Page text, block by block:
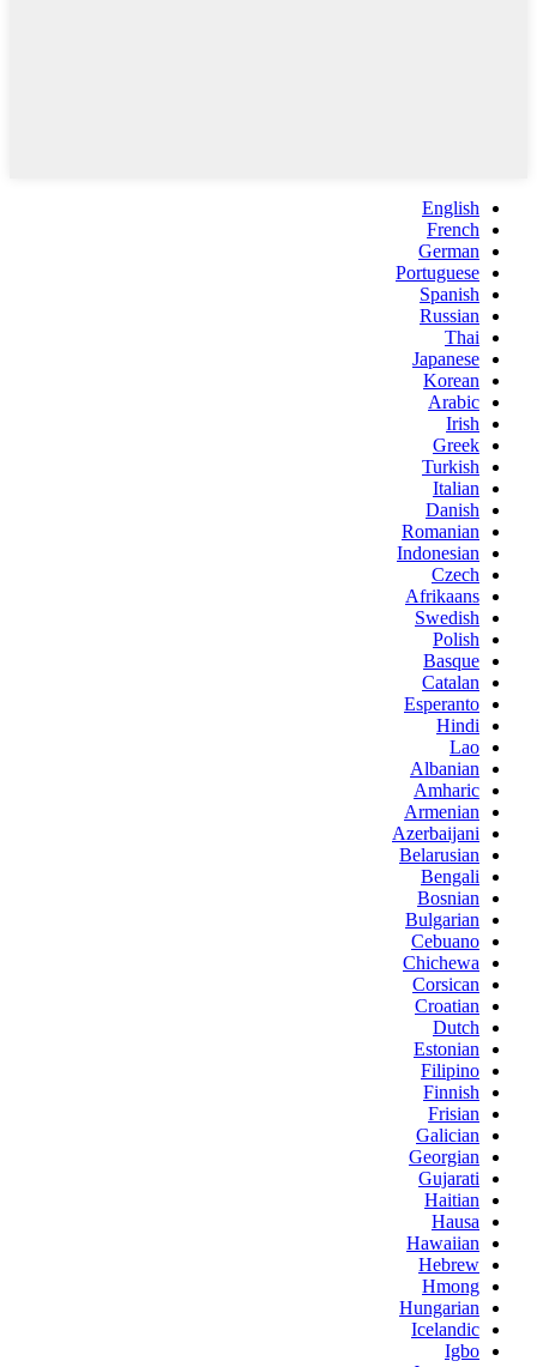
English
French
German
Portuguese
Spanish
Russian
Thai
Japanese
Korean
Arabic
Irish
Greek
Turkish
Italian
Danish
Romanian
Indonesian
Czech
Afrikaans
Swedish
Polish
Basque
Catalan
Esperanto
Hindi
Lao
Albanian
Amharic
Armenian
Azerbaijani
Belarusian
Bengali
Bosnian
Bulgarian
Cebuano
Chichewa
Corsican
Croatian
Dutch
Estonian
Filipino
Finnish
Frisian
Galician
Georgian
Gujarati
Haitian
Hausa
Hawaiian
Hebrew
Hmong
Hungarian
Icelandic
Igbo